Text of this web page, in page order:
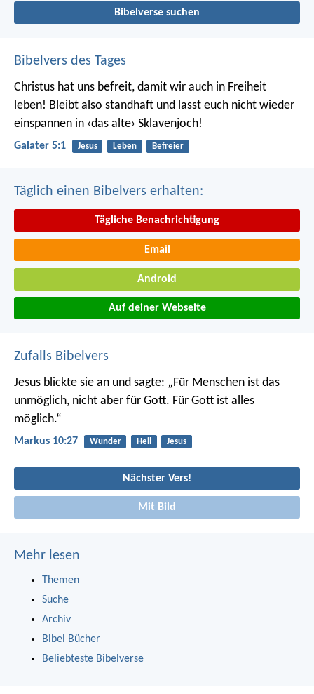
Bibelverse suchen
Bibelvers des Tages
Christus hat uns befreit, damit wir auch in Freiheit
leben! Bleibt also standhaft und lasst euch nicht wieder
einspannen in ‹das alte› Sklavenjoch!
Galater 5:1 Jesus Leben Befreier
Täglich einen Bibelvers erhalten:
Tägliche Benachrichtigung
Email
Android
Auf deiner Webseite
Zufalls Bibelvers
Jesus blickte sie an und sagte: „Für Menschen ist das
unmöglich, nicht aber für Gott. Für Gott ist alles
möglich.“
Markus 10:27 Wunder Heil Jesus
Nächster Vers!
Mit Bild
Mehr lesen
Themen
Suche
Archiv
Bibel Bücher
Beliebteste Bibelverse